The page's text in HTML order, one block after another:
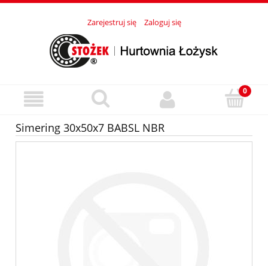
Zarejestruj się Zaloguj się
Simering 30x50x7 BABSL NBR